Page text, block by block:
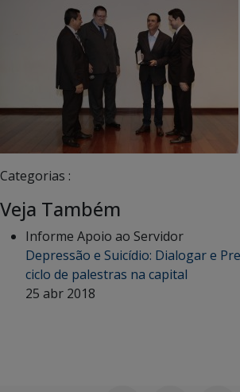
Categorias :
Veja Também
Informe Apoio ao Servidor
Depressão e Suicídio: Dialogar e
ciclo de palestras na capital
25 abr 2018